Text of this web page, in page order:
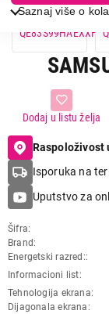
Saznaj više o
Dodaj u listu želja
Raspoloživost
Isporuka na
Uputstvo za
Šifra
Brand
Energetski razred:
Informacioni list
Tehnologija ekrana
Dijagonala ekrana